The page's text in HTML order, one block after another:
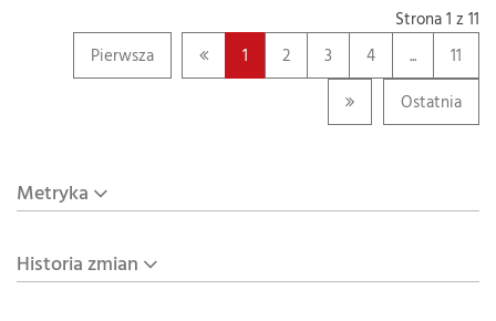
Strona 1 z 11
Pierwsza
1 2 3 4 ...
11
Ostatnia
Metryka
Historia zmian